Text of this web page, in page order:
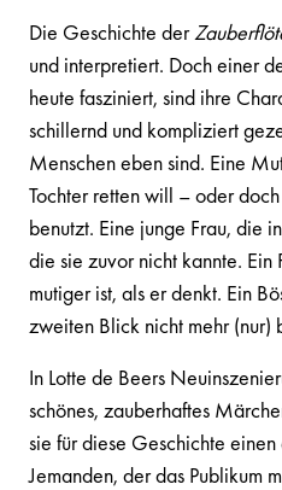
Die Geschichte der
und interpretiert. Doch einer
heute fasziniert, sind ihre
schillernd und kompliziert
Menschen eben sind. Eine
Tochter retten will – oder
benutzt. Eine junge Frau, die
die sie zuvor nicht kannte.
mutiger ist, als er denkt. Ein
zweiten Blick nicht mehr (nur)
In Lotte de Beers
schönes, zauberhaftes
sie für diese Geschichte
Jemanden, der das Publikum